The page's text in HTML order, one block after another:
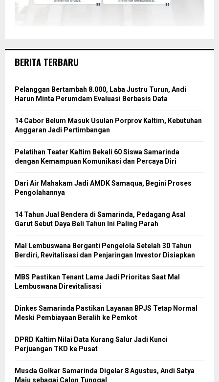
BERITA TERBARU
Pelanggan Bertambah 8.000, Laba Justru Turun, Andi
Harun Minta Perumdam Evaluasi Berbasis Data
14 Cabor Belum Masuk Usulan Porprov Kaltim, Kebutuhan
Anggaran Jadi Pertimbangan
Pelatihan Teater Kaltim Bekali 60 Siswa Samarinda
dengan Kemampuan Komunikasi dan Percaya Diri
Dari Air Mahakam Jadi AMDK Samaqua, Begini Proses
Pengolahannya
14 Tahun Jual Bendera di Samarinda, Pedagang Asal
Garut Sebut Daya Beli Tahun Ini Paling Parah
Mal Lembuswana Berganti Pengelola Setelah 30 Tahun
Berdiri, Revitalisasi dan Penjaringan Investor Disiapkan
MBS Pastikan Tenant Lama Jadi Prioritas Saat Mal
Lembuswana Direvitalisasi
Dinkes Samarinda Pastikan Layanan BPJS Tetap Normal
Meski Pembiayaan Beralih ke Pemkot
DPRD Kaltim Nilai Data Kurang Salur Jadi Kunci
Perjuangan TKD ke Pusat
Musda Golkar Samarinda Digelar 8 Agustus, Andi Satya
Maju sebagai Calon Tunggal